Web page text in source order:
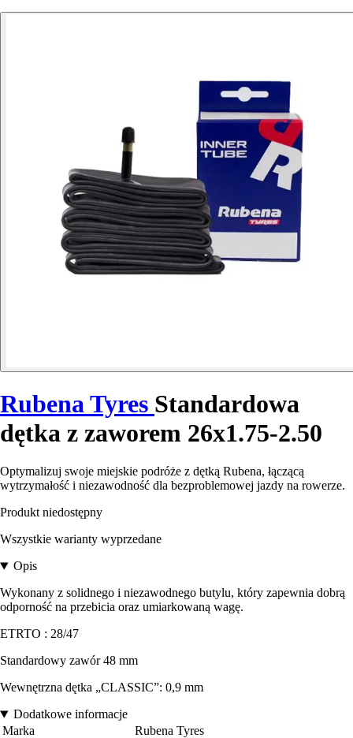
Rubena Tyres Standardowa
dętka z zaworem 26x1.75-2.50
Optymalizuj swoje miejskie podróże z dętką Rubena, łączącą
wytrzymałość i niezawodność dla bezproblemowej jazdy na rowerze.
Produkt niedostępny
Wszystkie warianty wyprzedane
Opis
Wykonany z solidnego i niezawodnego butylu, który zapewnia dobrą
odporność na przebicia oraz umiarkowaną wagę.
ETRTO : 28/47
Standardowy zawór 48 mm
Wewnętrzna dętka „CLASSIC”: 0,9 mm
Dodatkowe informacje
Marka
Rubena Tyres